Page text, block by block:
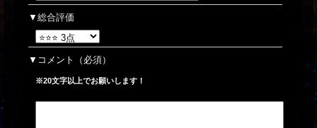
総合評価
コメント （必須）
※20文字以上でお願いします！